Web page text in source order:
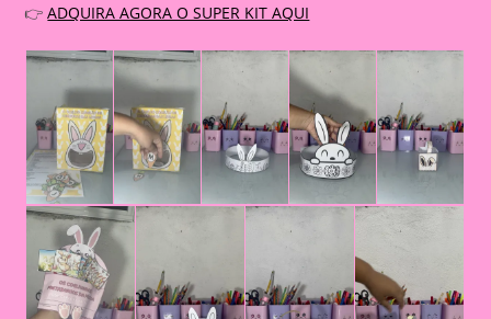
👉ADQUIRA AGORA O SUPER KIT AQUI